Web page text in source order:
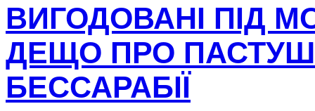
ВИГОДОВАНІ ПІД
ДЕЩО ПРО ПАСТУШІ
БЕССАРАБІЇ